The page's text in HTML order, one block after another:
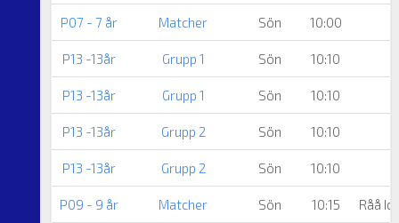
P07 - 7 år Matcher Sön 10:00
P13 -13år Grupp 1 Sön 10:10
P13 -13år Grupp 1 Sön 10:10
P13 -13år Grupp 2 Sön 10:10
P13 -13år Grupp 2 Sön 10:10
P09 - 9 år Matcher Sön 10:15 Råå